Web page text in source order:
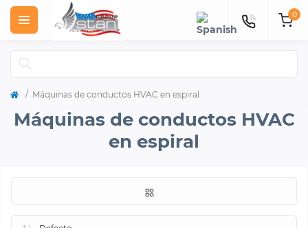
0
Máquinas de conductos HVAC en espiral
Máquinas de conductos HVAC
en espiral